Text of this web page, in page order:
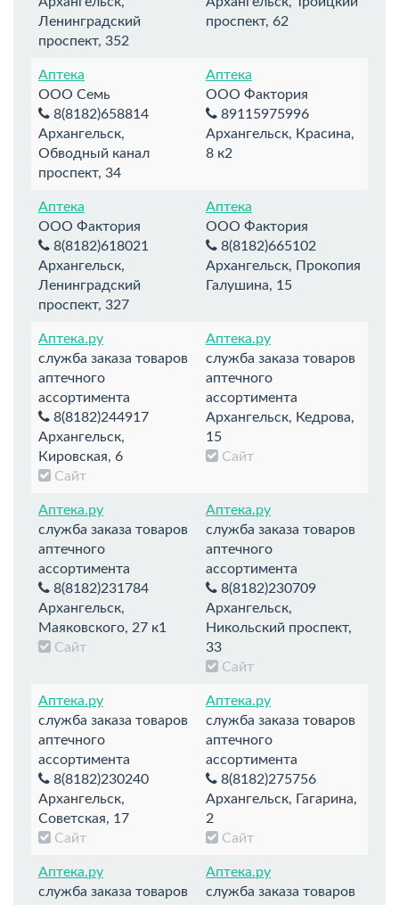
Ленинградский
проспект, 352
проспект, 62
Аптека
ООО Семь
8(8182)658814
Архангельск,
Обводный канал
проспект, 34
Аптека
ООО Фактория
89115975996
Архангельск, Красина,
8 к2
Аптека
ООО Фактория
8(8182)618021
Архангельск,
Ленинградский
проспект, 327
Аптека
ООО Фактория
8(8182)665102
Архангельск, Прокопия
Галушина, 15
Аптека.ру
служба заказа товаров
аптечного
ассортимента
8(8182)244917
Архангельск,
Кировская, 6
Сайт
Аптека.ру
служба заказа товаров
аптечного
ассортимента
Архангельск, Кедрова,
15
Сайт
Аптека.ру
служба заказа товаров
аптечного
ассортимента
8(8182)231784
Архангельск,
Маяковского, 27 к1
Сайт
Аптека.ру
служба заказа товаров
аптечного
ассортимента
8(8182)230709
Архангельск,
Никольский проспект,
33
Сайт
Аптека.ру
служба заказа товаров
аптечного
ассортимента
8(8182)230240
Архангельск,
Советская, 17
Сайт
Аптека.ру
служба заказа товаров
аптечного
ассортимента
8(8182)275756
Архангельск, Гагарина,
2
Сайт
Аптека.ру
служба заказа товаров
Аптека.ру
служба заказа товаров